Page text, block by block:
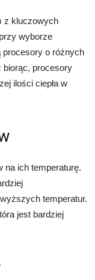
z kluczowych
wyborze
procesory o różnych
biorąc, procesory
ilości ciepła w
na ich temperaturę.
temperatur.
jest bardziej